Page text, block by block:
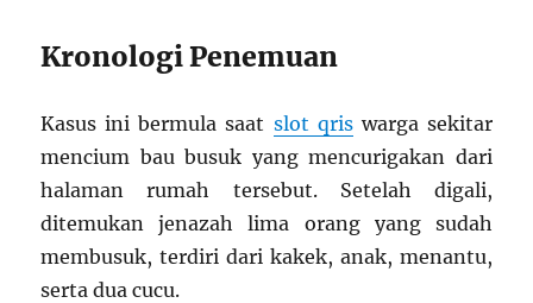
Kronologi Penemuan
Kasus ini bermula saat slot qriswarga sekitar
mencium bau busuk yang mencurigakan dari
halaman rumah tersebut. Setelah digali,
ditemukan jenazah lima orang yang sudah
membusuk, terdiri dari kakek, anak, menantu,
serta dua cucu.